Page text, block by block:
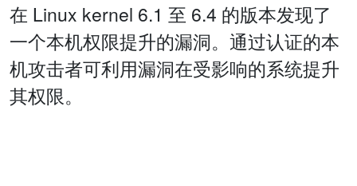
在 Linux kernel 6.1 至 6.4 的版本发现了
一个本机权限提升的漏洞。通过认证的本
机攻击者可利用漏洞在受影响的系统提升
其权限。